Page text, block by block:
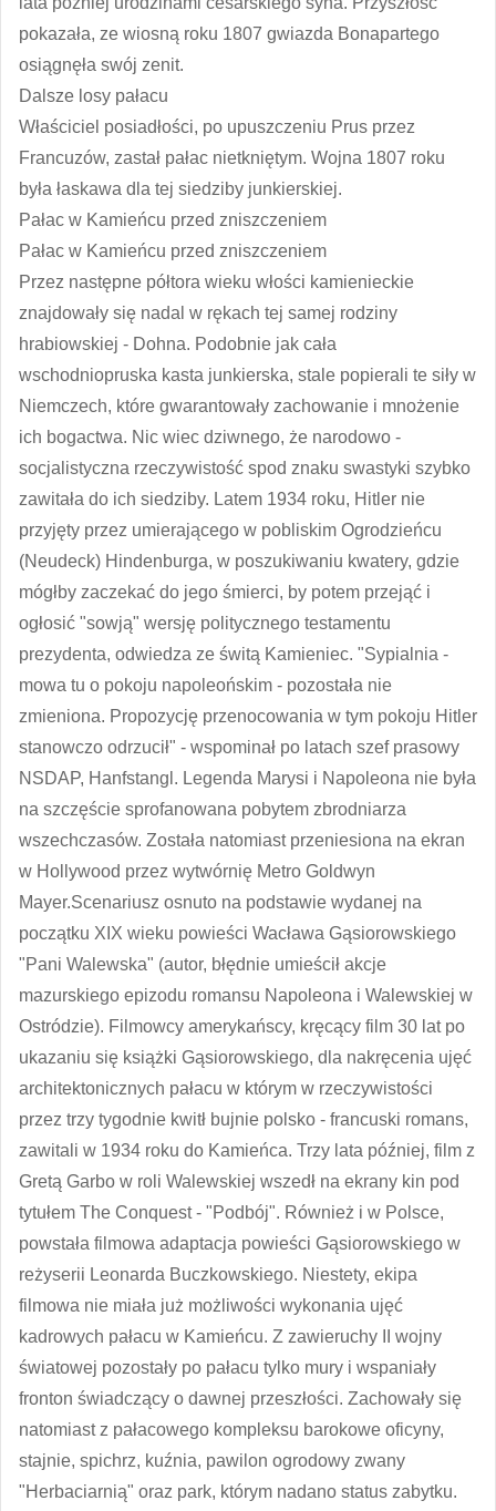
pokazała, ze wiosną roku 1807 gwiazda Bonapartego
osiągnęła swój zenit.
Dalsze losy pałacu
Właściciel posiadłości, po upuszczeniu Prus przez
Francuzów, zastał pałac nietkniętym. Wojna 1807 roku
była łaskawa dla tej siedziby junkierskiej.
Pałac w Kamieńcu przed zniszczeniem
Pałac w Kamieńcu przed zniszczeniem
Przez następne półtora wieku włości kamienieckie
znajdowały się nadal w rękach tej samej rodziny
hrabiowskiej - Dohna. Podobnie jak cała
wschodniopruska kasta junkierska, stale popierali te siły w
Niemczech, które gwarantowały zachowanie i mnożenie
ich bogactwa. Nic wiec dziwnego, że narodowo -
socjalistyczna rzeczywistość spod znaku swastyki szybko
zawitała do ich siedziby. Latem 1934 roku, Hitler nie
przyjęty przez umierającego w pobliskim Ogrodzieńcu
(Neudeck) Hindenburga, w poszukiwaniu kwatery, gdzie
mógłby zaczekać do jego śmierci, by potem przejąć i
ogłosić "sowją" wersję politycznego testamentu
prezydenta, odwiedza ze świtą Kamieniec. "Sypialnia -
mowa tu o pokoju napoleońskim - pozostała nie
zmieniona. Propozycję przenocowania w tym pokoju Hitler
stanowczo odrzucił" - wspominał po latach szef prasowy
NSDAP, Hanfstangl. Legenda Marysi i Napoleona nie była
na szczęście sprofanowana pobytem zbrodniarza
wszechczasów. Została natomiast przeniesiona na ekran
w Hollywood przez wytwórnię Metro Goldwyn
Mayer.Scenariusz osnuto na podstawie wydanej na
początku XIX wieku powieści Wacława Gąsiorowskiego
"Pani Walewska" (autor, błędnie umieścił akcje
mazurskiego epizodu romansu Napoleona i Walewskiej w
Ostródzie). Filmowcy amerykańscy, kręcący film 30 lat po
ukazaniu się książki Gąsiorowskiego, dla nakręcenia ujęć
architektonicznych pałacu w którym w rzeczywistości
przez trzy tygodnie kwitł bujnie polsko - francuski romans,
zawitali w 1934 roku do Kamieńca. Trzy lata później, film z
Gretą Garbo w roli Walewskiej wszedł na ekrany kin pod
tytułem The Conquest - "Podbój". Również i w Polsce,
powstała filmowa adaptacja powieści Gąsiorowskiego w
reżyserii Leonarda Buczkowskiego. Niestety, ekipa
filmowa nie miała już możliwości wykonania ujęć
kadrowych pałacu w Kamieńcu. Z zawieruchy II wojny
światowej pozostały po pałacu tylko mury i wspaniały
fronton świadczący o dawnej przeszłości. Zachowały się
natomiast z pałacowego kompleksu barokowe oficyny,
stajnie, spichrz, kuźnia, pawilon ogrodowy zwany
"Herbaciarnią" oraz park, którym nadano status zabytku.